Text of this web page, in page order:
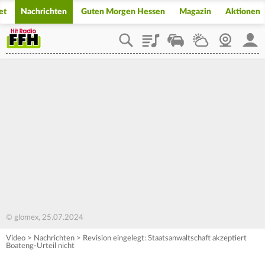
Nachrichten Guten Morgen Hessen Magazin Aktionen
PlaylistStaupilotWetterWebcam
© glomex, 25.07.2024
Video > Nachrichten > Revision eingelegt: Staatsanwaltschaft akzeptiert
Boateng-Urteil nicht